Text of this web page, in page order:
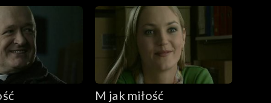
M jak miłość